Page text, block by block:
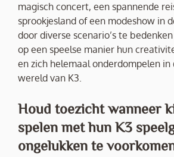
magisch concert, een spannende
sprookjesland of een modeshow in
door diverse scenario’s te
op een speelse manier hun
en zich helemaal onderdompelen
wereld van K3.
Houd toezicht wanneer
spelen met hun K3
ongelukken te